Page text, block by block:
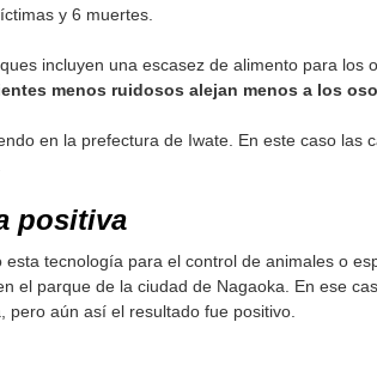
y 6 muertes.
incluyen una escasez de alimento para
menos ruidosos alejan menos a los
en la prefectura de Iwate. En este caso las
positiva
tecnología para el control de animales o
el parque de la ciudad de Nagaoka. En ese
pero aún así el resultado fue positivo.